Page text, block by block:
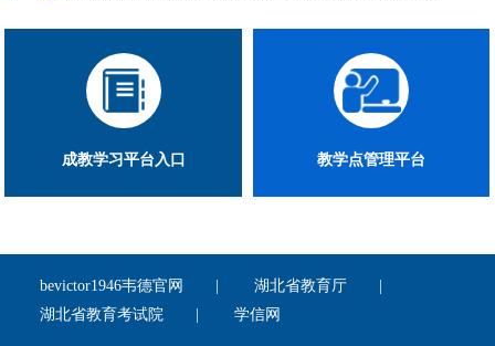
成教学习平台入口 教学点管理平台
bevictor1946韦德官网
湖北省教育厅
湖北省教育考试院
学信网